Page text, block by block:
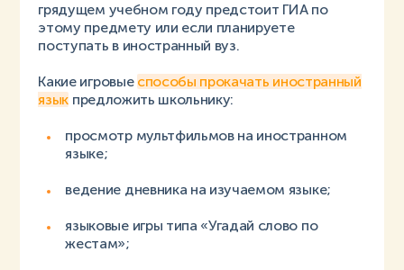
грядущем учебном году предстоит ГИА по
этому предмету или если планируете
поступать в иностранный вуз.
Какие игровые способы прокачать иностранный
язык предложить школьнику:
просмотр мультфильмов на иностранном
языке;
ведение дневника на изучаемом языке;
языковые игры типа «Угадай слово по
жестам»;